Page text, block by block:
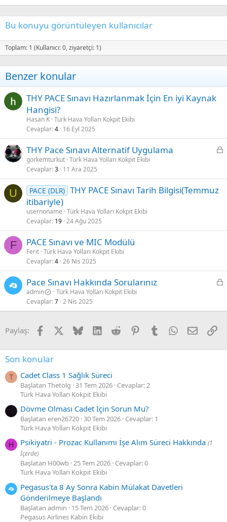
22
26
Times New Roman
Trebuchet MS
Verdana
Bu konuyu görüntüleyen kullanıcılar
Toplam: 1 (Kullanıcı: 0, ziyaretçi: 1)
Benzer konular
THY PACE Sınavı Hazırlanmak İçin En iyi Kaynak
Hangisi?
Hasan K Türk Hava Yolları Kokpit Ekibi
Cevaplar 4 16 Eyl 2025
K
i
THY Pace Sınavı Alternatif Uygulama
gorkemturkut Türk Hava Yolları Kokpit Ekibi
Cevaplar 3 11 Ara 2025
U PACE (DLR) THY PACE Sınavı Tarih Bilgisi(Temmuz
itibariyle)
usernoname Türk Hava Yolları Kokpit Ekibi
Cevaplar 19 24 Ağu 2025
F PACE Sınavı ve MIC Modülü
Ferit Türk Hava Yolları Kokpit Ekibi
Cevaplar 4 26 Nis 2025
K
i
Pace Sınavı Hakkında Sorularınız
admin
Türk Hava Yolları Kokpit Ekibi
Cevaplar 7 2 Nis 2025
Paylaş: Facebook BlueskyLinkedInReddit PinterestTumblr WhatsApp
E-posta
Son konular
T Cadet Class 1 Sağlık Süreci
Başlatan Thetolg 31 Tem 2026 Cevaplar: 2
Türk Hava Yolları Kokpit Ekibi
Dövme Olması Cadet İçin Sorun Mu?
Başlatan eren26720 30 Tem 2026 Cevaplar: 1
Türk Hava Yolları Kokpit Ekibi
H Psikiyatri - Prozac Kullanımı İşe Alım Süreci Hakkında (1
İçerde)
Başlatan H00wb 25 Tem 2026 Cevaplar: 0
Türk Hava Yolları Kokpit Ekibi
Pegasus'ta 8 Ay Sonra Kabin Mülakat Davetleri
Gönderilmeye Başlandı
Başlatan admin 15 Tem 2026 Cevaplar: 0
Pegasus Airlines Kabin Ekibi